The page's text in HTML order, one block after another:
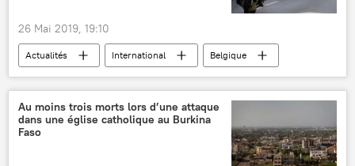
Donald Trump
Google
Huawei
Université Renmin de Chine
sanctions
impérialisme
isolement
affaires
bénéfices
26 Mai 2019, 19:10
Actualités International
Belgique
vote
urnes sondage
Au moins trois morts lors d’une attaque
dans une église catholique au Burkina
Faso